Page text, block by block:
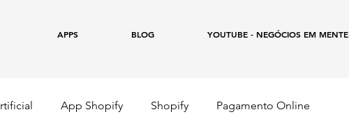
APPS BLOG YOUTUBE - NEGÓCIOS EM MENTE
App Shopify Shopify Pagamento Online